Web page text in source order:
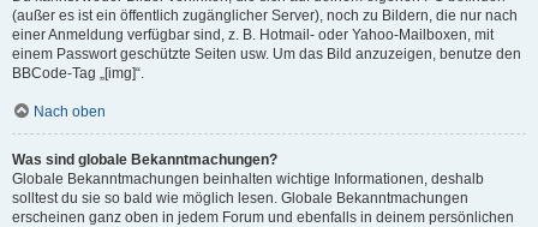
(außer es ist ein öffentlich zugänglicher Server), noch zu Bildern, die nur nach
einer Anmeldung verfügbar sind, z. B. Hotmail- oder Yahoo-Mailboxen, mit
einem Passwort geschützte Seiten usw. Um das Bild anzuzeigen, benutze den
BBCode-Tag „[img]“.
Nach oben
Was sind globale Bekanntmachungen?
Globale Bekanntmachungen beinhalten wichtige Informationen, deshalb
solltest du sie so bald wie möglich lesen. Globale Bekanntmachungen
erscheinen ganz oben in jedem Forum und ebenfalls in deinem persönlichen